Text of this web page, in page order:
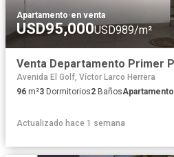
Apartamento·en venta
USD95,000USD989/m²
Avenida El Golf, Víctor Larco Herrera
96 m²3 Dormitorios2 BañosApartamento
Actualizado hace 1 semana